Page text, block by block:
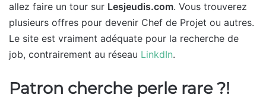
allez faire un tour sur Lesjeudis.com. Vous trouverez
plusieurs offres pour devenir Chef de Projet ou autres.
Le site est vraiment adéquate pour la recherche de
job, contrairement au réseau LinkdIn.
Patron cherche perle rare ?!